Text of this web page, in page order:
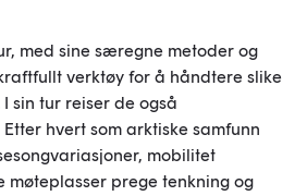
med sine særegne metoder og
verktøy for å håndtere slike
sin tur reiser de også
hvert som arktiske samfunn
mobilitet
møteplasser prege tenkning og